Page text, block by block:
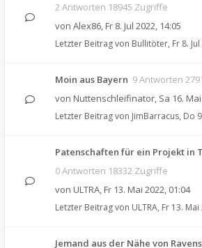
2 Antworten 18945 Zugriffe
von Alex86, Fr 8. Jul 2022, 14:05
Letzter Beitrag von Bullitöter, Fr 8.
Moin aus Bayern 9 Antworten
von Nuttenschleifinator, Sa 16.
Letzter Beitrag von JimBarracus, Do
Patenschaften für ein Projekt in
0 Antworten 18332 Zugriffe
von ULTRA, Fr 13. Mai 2022, 01:04
Letzter Beitrag von ULTRA, Fr 13.
Jemand aus der Nähe von